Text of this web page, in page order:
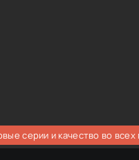
серии и качество во всех